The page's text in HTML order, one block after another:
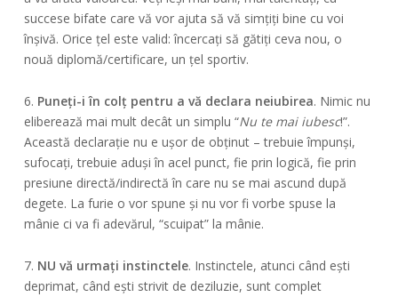
succese bifate care vă vor ajuta să vă simțiți bine cu voi
înșivă. Orice țel este valid: încercați să gătiți ceva nou, o
nouă diplomă/certificare, un țel sportiv.
6. Puneți-i în colț pentru a vă declara neiubirea. Nimic nu
eliberează mai mult decât un simplu “Nu te mai iubesc!”.
Această declarație nu e ușor de obținut – trebuie împunși,
sufocați, trebuie aduși în acel punct, fie prin logică, fie prin
presiune directă/indirectă în care nu se mai ascund după
degete. La furie o vor spune și nu vor fi vorbe spuse la
mânie ci va fi adevărul, “scuipat” la mânie.
7. NU vă urmați instinctele. Instinctele, atunci când ești
deprimat, când ești strivit de deziluzie, sunt complet